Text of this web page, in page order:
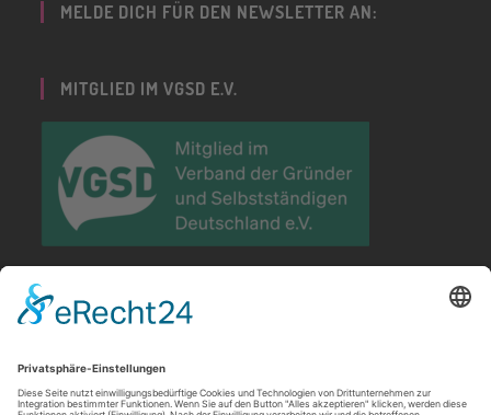
MELDE DICH FÜR DEN NEWSLETTER AN:
MITGLIED IM VGSD E.V.
DEUTSCHLAND